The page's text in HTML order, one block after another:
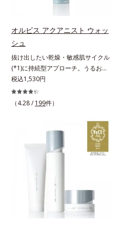
誘導体(*4)が汚れを取り去った毛穴
を引きしめ、キメの整ったなめらか
な肌に洗い上げます。ツブツブ入り
空気を含ませるので、簡単に泡立て
られます。濃密うるおい泡を洗い流
したあとは大人の肌もつっぱりにく
く、使うたびに毛穴の目立ちにくい
肌(*5)を目指せます。性別問わずお
使いいただけるので、ご夫婦やカッ
コルテやヒップなど、ボディのザラ
つきが気になるところにもお使いい
ただけます。*1 プロテアーゼ、パ
パイン、リパーゼ配合＝洗浄成分*2
ン酸アスコルビルリン酸3Na配合＝
肌を引き締め、キメを整える成分*5
皮脂・汚れの除去による
オルビス アクアニスト ウォッ
シュ
抜け出したい乾燥・敏感肌サイクル
(*1)に持続型アプローチ。うるおい
を追求した敏感肌用保湿スキンケア
(*2)。うるおいを逃し、刺激を受け
やすい角層の“乾燥敏感スランプ
のうるおい研究により完成した、待
望の敏感肌用保湿スキンケアライン
「オルビス アクアニスト」。乾燥
敏感スランプの原因にアプローチす
合。もともと体内にあるアミノ酸は
異物として排出されにくく、肌にと
どまってうるおいを蓄えてくれま
す。刺激を受けやすくなった角層を
うるおいで満たし、脱・敏感肌を目
税込1,530円
（4.28 / 199件）